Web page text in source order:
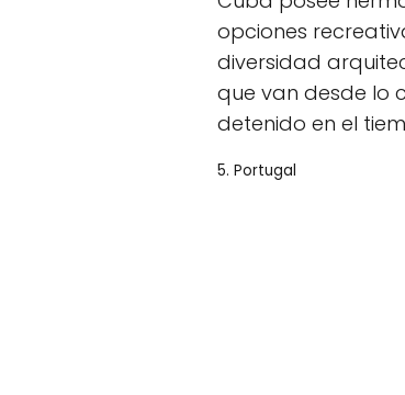
opciones
diversidad
que van desde lo
detenido en el
5. Portugal